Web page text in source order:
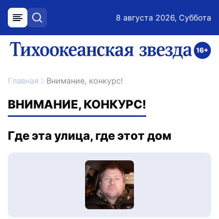
меню поиск 8 августа 2026, Суббота
ссылка на главную
Главная Внимание, конкурс!
ВНИМАНИЕ, КОНКУРС!
Где эта улица, где этот дом